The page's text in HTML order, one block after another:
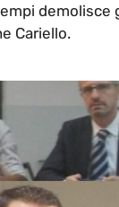
demolisce
Cariello.